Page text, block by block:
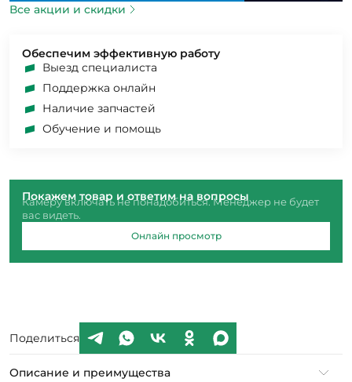
Все акции и скидки
Обеспечим эффективную работу
Выезд специалиста
Поддержка онлайн
Наличие запчастей
Обучение и помощь
Покажем товар и ответим на вопросы
Камеру включать не понадобиться. Менеджер не будет
вас видеть.
Онлайн просмотр
Поделиться
Описание и преимущества